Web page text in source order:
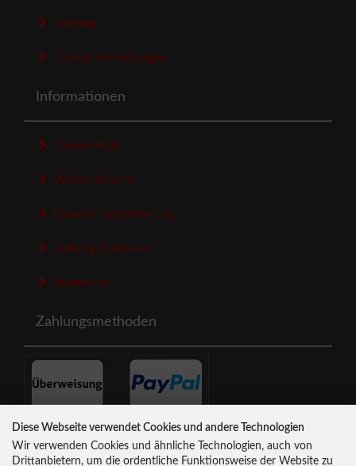
Sitemap
Cookie Einstellungen
Informationen
Unsere AGB
Widerrufsrecht
Datenschutzerklaerung
Zahlung & Versand
Impressum
Zahlungsmethoden
Newsletter-Anmeldung
Diese Webseite verwendet Cookies und andere Technologien
Wir verwenden Cookies und ähnliche Technologien, auch von
Drittanbietern, um die ordentliche Funktionsweise der Website zu